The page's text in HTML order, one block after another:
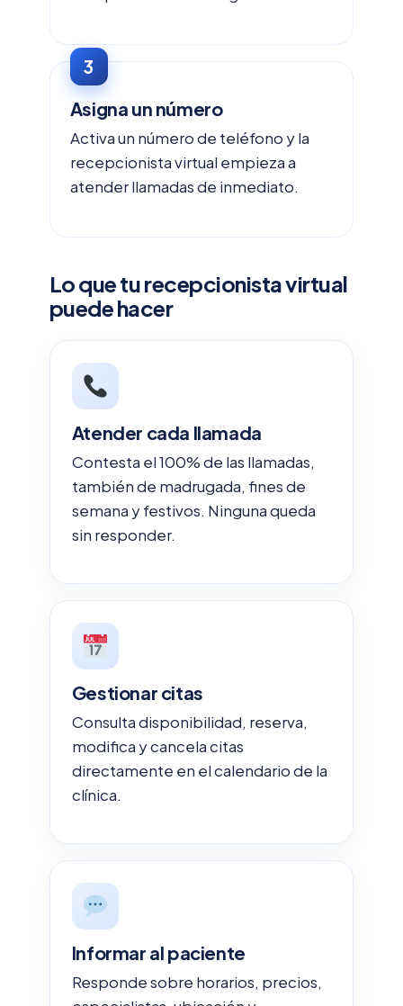
Asigna un número
Activa un número de teléfono y la
recepcionista virtual empieza a
atender llamadas de inmediato.
Lo que tu recepcionista virtual
puede hacer
Atender cada llamada
Contesta el 100% de las llamadas,
también de madrugada, fines de
semana y festivos. Ninguna queda
sin responder.
Gestionar citas
Consulta disponibilidad, reserva,
modifica y cancela citas
directamente en el calendario de la
clínica.
Informar al paciente
Responde sobre horarios, precios,